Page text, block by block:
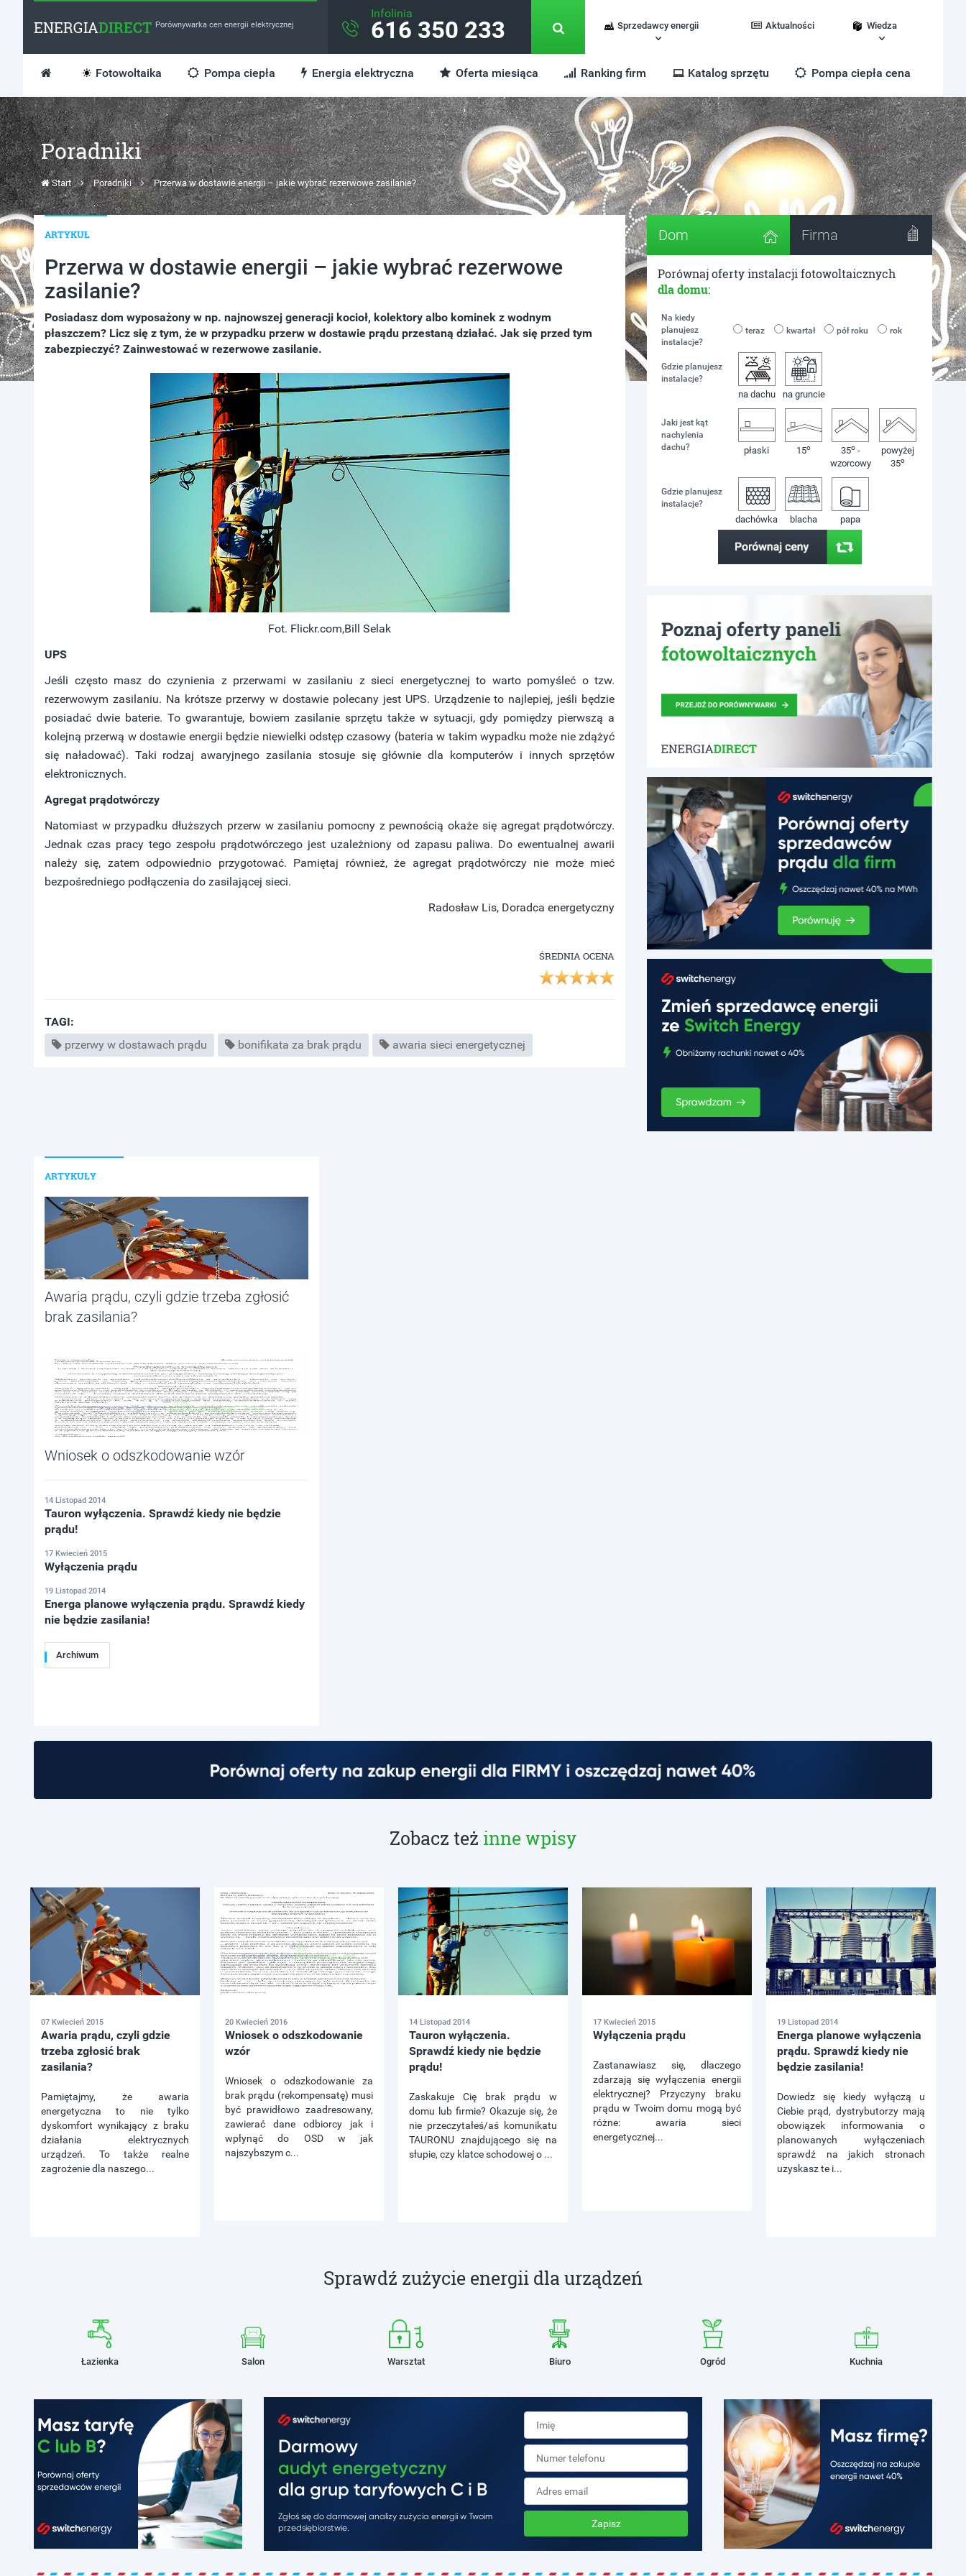
ENERGIADIRECT Porównywarka cen energii elektrycznej
Infolinia
616 350 233 Sprzedawcy energii Aktualności Wiedza
Fotowoltaika Pompa ciepła Energia elektryczna Oferta miesiąca Ranking firm Katalog sprzętu Pompa ciepła cena
Poradniki
Start Poradniki Przerwa w dostawie energii – jakie wybrać rezerwowe zasilanie?
ARTYKUŁ
Przerwa w dostawie energii – jakie wybrać rezerwowe
zasilanie?
Posiadasz dom wyposażony w np. najnowszej generacji kocioł, kolektory albo kominek z wodnym
płaszczem? Licz się z tym, że w przypadku przerw w dostawie prądu przestaną działać. Jak się przed tym
zabezpieczyć? Zainwestować w rezerwowe zasilanie.
Fot. Flickr.com,Bill Selak
UPS
Jeśli często masz do czynienia z przerwami w zasilaniu z sieci energetycznej to warto pomyśleć o tzw.
rezerwowym zasilaniu. Na krótsze przerwy w dostawie polecany jest UPS. Urządzenie to najlepiej, jeśli będzie
posiadać dwie baterie. To gwarantuje, bowiem zasilanie sprzętu także w sytuacji, gdy pomiędzy pierwszą a
kolejną przerwą w dostawie energii będzie niewielki odstęp czasowy (bateria w takim wypadku może nie zdążyć
się naładować). Taki rodzaj awaryjnego zasilania stosuje się głównie dla komputerów i innych sprzętów
elektronicznych.
Agregat prądotwórczy
Natomiast w przypadku dłuższych przerw w zasilaniu pomocny z pewnością okaże się agregat prądotwórczy.
Jednak czas pracy tego zespołu prądotwórczego jest uzależniony od zapasu paliwa. Do ewentualnej awarii
należy się, zatem odpowiednio przygotować. Pamiętaj również, że agregat prądotwórczy nie może mieć
bezpośredniego podłączenia do zasilającej sieci.
Radosław Lis, Doradca energetyczny
ŚREDNIA OCENA
TAGI:
przerwy w dostawach prądu
bonifikata za brak prądu awaria sieci energetycznej
Dom Firma
Porównaj oferty instalacji fotowoltaicznych
dla domu:
Na kiedy
planujesz
instalacje?
teraz kwartał pół roku rok
Gdzie planujesz
instalacje?
na dachu na gruncie
Jaki jest kąt
nachylenia
dachu?
płaski 15o 35o-
wzorcowy
powyżej
35o
Gdzie planujesz
instalacje?
dachówka blacha papa
ARTYKUŁY
Awaria prądu, czyli gdzie trzeba zgłosić
brak zasilania?
Wniosek o odszkodowanie wzór
14 Listopad 2014
Tauron wyłączenia. Sprawdź kiedy nie będzie
prądu!
17 Kwiecień 2015
Wyłączenia prądu
19 Listopad 2014
Energa planowe wyłączenia prądu. Sprawdź kiedy
nie będzie zasilania!
Archiwum
Zobacz też inne wpisy
07 Kwiecień 2015
Awaria prądu, czyli gdzie
trzeba zgłosić brak
zasilania?
Pamiętajmy, że awaria
energetyczna to nie tylko
dyskomfort wynikający z braku
działania elektrycznych
urządzeń. To także realne
zagrożenie dla naszego...
20 Kwiecień 2016
Wniosek o odszkodowanie
wzór
Wniosek o odszkodowanie za
brak prądu (rekompensatę) musi
być prawidłowo zaadresowany,
zawierać dane odbiorcy jak i
wpłynąć do OSD w jak
najszybszym c...
14 Listopad 2014
Tauron wyłączenia.
Sprawdź kiedy nie będzie
prądu!
Zaskakuje Cię brak prądu w
domu lub firmie? Okazuje się, że
nie przeczytałeś/aś komunikatu
TAURONU znajdującego się na
słupie, czy klatce schodowej o ...
17 Kwiecień 2015
Wyłączenia prądu
Zastanawiasz się, dlaczego
zdarzają się wyłączenia energii
elektrycznej? Przyczyny braku
prądu w Twoim domu mogą być
różne: awaria sieci
energetycznej...
19 Listopad 2014
Energa planowe wyłączenia
prądu. Sprawdź kiedy nie
będzie zasilania!
Dowiedz się kiedy wyłączą u
Ciebie prąd, dystrybutorzy mają
obowiązek informowania o
planowanych wyłączeniach
sprawdź na jakich stronach
uzyskasz te i...
Sprawdź zużycie energii dla urządzeń
Łazienka Salon Warsztat Biuro Ogród Kuchnia
Darmowy
audyt energetyczny
dla grup taryfowych C i B
Zgłoś się do darmowej analizy zużycia energii w Twoim
przedsiębiorstwie.
Zapisz